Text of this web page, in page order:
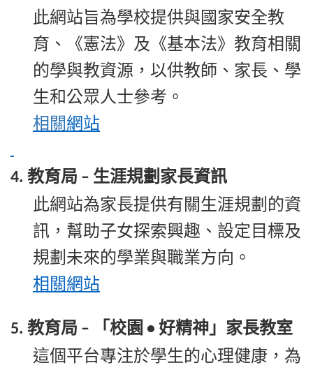
此網站旨為學校提供與國家安全教
育、《憲法》及《基本法》教育相關
的學與教資源，以供教師、家長、學
生和公眾人士參考。
相關網站
4. 教育局 – 生涯規劃家長資訊
此網站為家長提供有關生涯規劃的資
訊，幫助子女探索興趣、設定目標及
規劃未來的學業與職業方向。
相關網站
5. 教育局 – 「校園 • 好精神」家長教室
這個平台專注於學生的心理健康，為